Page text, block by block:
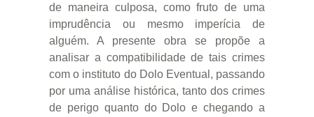
de maneira culposa, como fruto de uma
imprudência ou mesmo imperícia de
alguém. A presente obra se propõe a
analisar a compatibilidade de tais crimes
com o instituto do Dolo Eventual, passando
por uma análise histórica, tanto dos crimes
de perigo quanto do Dolo e chegando a